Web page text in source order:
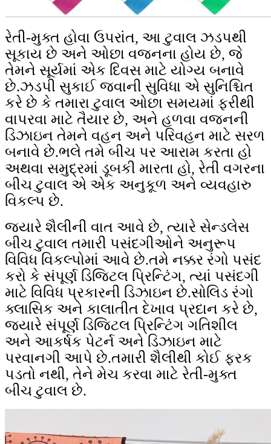
રેતી-મુક્ત હોવા ઉપરાંત, આ ટુવાલ ઝડપથી
સૂકાય છે અને ઓછા વજનના હોય છે, જે
તેમને સૂર્યમાં એક દિવસ માટે યોગ્ય બનાવે
છે.ઝડપી સુકાઈ જવાની સુવિધા એ સુનિશ્ચિત
કરે છે કે તમારા ટુવાલ ઓછા સમયમાં ફરીથી
વાપરવા માટે તૈયાર છે, અને હળવા વજનની
ડિઝાઇન તેમને વહન અને પરિવહન માટે સરળ
બનાવે છે.ભલે તમે બીચ પર આરામ કરતા હો
અથવા સમુદ્રમાં ડૂબકી મારતા હો, રેતી વગરના
બીચ ટુવાલ એ એક અનુકૂળ અને વ્યવહારુ
વિકલ્પ છે.
જ્યારે શૈલીની વાત આવે છે, ત્યારે સેન્ડલેસ
બીચ ટુવાલ તમારી પસંદગીઓને અનુરૂપ
વિવિધ વિકલ્પોમાં આવે છે.તમે નક્કર રંગો પસંદ
કરો કે સંપૂર્ણ ડિજિટલ પ્રિન્ટિંગ, ત્યાં પસંદગી
માટે વિવિધ પ્રકારની ડિઝાઇન છે.સોલિડ રંગો
ક્લાસિક અને કાલાતીત દેખાવ પ્રદાન કરે છે,
જ્યારે સંપૂર્ણ ડિજિટલ પ્રિન્ટિંગ ગતિશીલ
અને આકર્ષક પેટર્ન અને ડિઝાઇન માટે
પરવાનગી આપે છે.તમારી શૈલીથી કોઈ ફરક
પડતો નથી, તેને મેચ કરવા માટે રેતી-મુક્ત
બીચ ટુવાલ છે.